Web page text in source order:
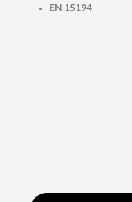
EN 15194